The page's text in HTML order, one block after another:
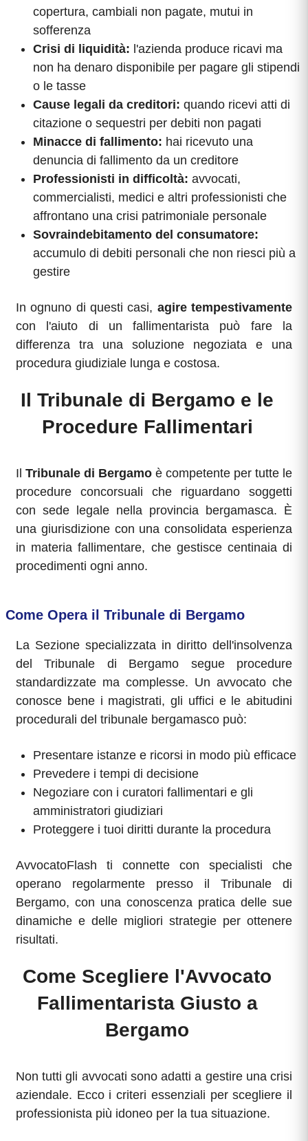
copertura, cambiali non pagate, mutui in
sofferenza
Crisi di liquidità: l'azienda produce ricavi ma
non ha denaro disponibile per pagare gli stipendi
o le tasse
Cause legali da creditori: quando ricevi atti di
citazione o sequestri per debiti non pagati
Minacce di fallimento: hai ricevuto una
denuncia di fallimento da un creditore
Professionisti in difficoltà: avvocati,
commercialisti, medici e altri professionisti che
affrontano una crisi patrimoniale personale
Sovraindebitamento del consumatore:
accumulo di debiti personali che non riesci più a
gestire
In ognuno di questi casi, agire tempestivamente
con l'aiuto di un fallimentarista può fare la
differenza tra una soluzione negoziata e una
procedura giudiziale lunga e costosa.
Il Tribunale di Bergamo e le
Procedure Fallimentari
Il Tribunale di Bergamo è competente per tutte le
procedure concorsuali che riguardano soggetti
con sede legale nella provincia bergamasca. È
una giurisdizione con una consolidata esperienza
in materia fallimentare, che gestisce centinaia di
procedimenti ogni anno.
Come Opera il Tribunale di Bergamo
La Sezione specializzata in diritto dell'insolvenza
del Tribunale di Bergamo segue procedure
standardizzate ma complesse. Un avvocato che
conosce bene i magistrati, gli uffici e le abitudini
procedurali del tribunale bergamasco può:
Presentare istanze e ricorsi in modo più efficace
Prevedere i tempi di decisione
Negoziare con i curatori fallimentari e gli
amministratori giudiziari
Proteggere i tuoi diritti durante la procedura
AvvocatoFlash ti connette con specialisti che
operano regolarmente presso il Tribunale di
Bergamo, con una conoscenza pratica delle sue
dinamiche e delle migliori strategie per ottenere
risultati.
Come Scegliere l'Avvocato
Fallimentarista Giusto a
Bergamo
Non tutti gli avvocati sono adatti a gestire una crisi
aziendale. Ecco i criteri essenziali per scegliere il
professionista più idoneo per la tua situazione.